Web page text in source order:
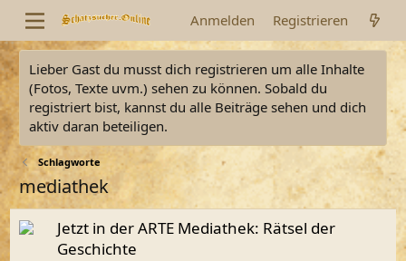
Anmelden Registrieren
Lieber Gast du musst dich registrieren um alle Inhalte
(Fotos, Texte uvm.) sehen zu können. Sobald du
registriert bist, kannst du alle Beiträge sehen und dich
aktiv daran beteiligen.
Schlagworte
mediathek
Jetzt in der ARTE Mediathek: Rätsel der
Geschichte